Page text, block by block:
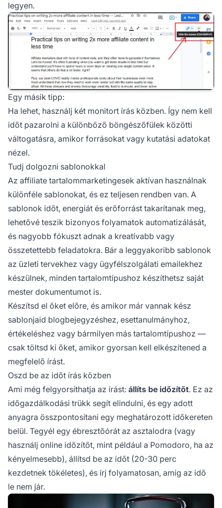
legyen.
Egy másik tipp:
Ha lehet, használj két monitort írás közben. Így nem kell
időt pazarolni a különböző böngészőfülek közötti
váltogatásra, amikor forrásokat vagy kutatási adatokat
nézel.
Tudj dolgozni sablonokkal
Az affiliate tartalommarketingesek aktívan használnak
különféle sablonokat, és ez teljesen rendben van. A
sablonok időt, energiát és erőforrást takarítanak meg,
lehetővé teszik bizonyos folyamatok automatizálását,
és nagyobb fókuszt adnak a kreatívabb vagy
összetettebb feladatokra. Bár a leggyakoribb sablonok
az üzleti tervekhez vagy ügyfélszolgálati emailekhez
készülnek, minden tartalomtípushoz készíthetsz saját
mester dokumentumot is.
Készítsd el őket előre, és amikor már vannak kész
sablonjaid blogbejegyzéshez, esettanulmányhoz,
értékeléshez vagy bármilyen más tartalomtípushoz —
csak töltsd ki őket, amikor gyorsan kell elkészítened a
megfelelő írást.
Oszd be az időt írás közben
Ami még felgyorsíthatja az írást: állíts be időzítőt. Ez az
időgazdálkodási trükk segít elindulni, és egy adott
anyagra összpontosítani egy meghatározott időkereten
belül. Tegyél egy ébresztőórát az asztalodra (vagy
használj online időzítőt, mint például a Pomodoro, ha az
kényelmesebb), állítsd be az időt (20-30 perc
kezdetnek tökéletes), és írj folyamatosan, amíg az idő
le nem jár.